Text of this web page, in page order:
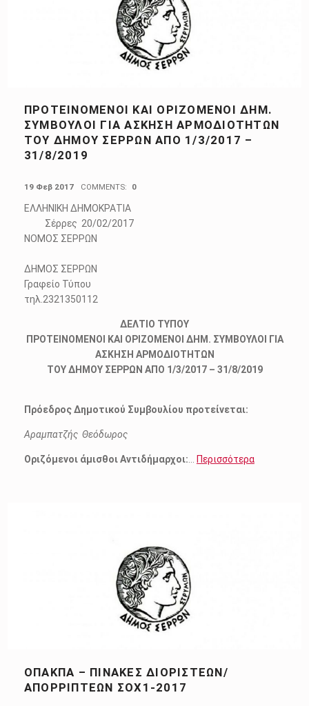
ΠΡΟΤΕΙΝΟΜΕΝΟΙ KAI ΟΡΙΖΟΜΕΝΟΙ ΔΗΜ.
ΣΥΜΒΟΥΛΟΙ ΓΙΑ ΑΣΚΗΣΗ ΑΡΜΟΔΙΟΤΗΤΩΝ
ΤΟΥ ΔΗΜΟΥ ΣΕΡΡΩΝ ΑΠΟ 1/3/2017 –
31/8/2019
19 Φεβ 2017 COMMENTS: 0
ΕΛΛΗΝΙΚΗ ΔΗΜΟΚΡΑΤΙΑ
Σέρρες 20/02/2017
ΝΟΜΟΣ ΣΕΡΡΩΝ
ΔΗΜΟΣ ΣΕΡΡΩΝ
Γραφείο Τύπου
τηλ.2321350112
ΔΕΛΤΙΟ ΤΥΠΟΥ
ΠΡΟΤΕΙΝΟΜΕΝΟΙ KAI ΟΡΙΖΟΜΕΝΟΙ ΔΗΜ. ΣΥΜΒΟΥΛΟΙ ΓΙΑ
ΑΣΚΗΣΗ ΑΡΜΟΔΙΟΤΗΤΩΝ
ΤΟΥ ΔΗΜΟΥ ΣΕΡΡΩΝ ΑΠΟ 1/3/2017 – 31/8/2019
Πρόεδρος Δημοτικού Συμβουλίου προτείνεται:
Αραμπατζής Θεόδωρος
Οριζόμενοι άμισθοι Αντιδήμαρχοι: Περισσότερα
ΟΠΑΚΠΑ – ΠΙΝΑΚΕΣ ΔΙΟΡΙΣΤΕΩΝ/
ΑΠΟΡΡΙΠΤΕΩΝ ΣΟΧ1-2017